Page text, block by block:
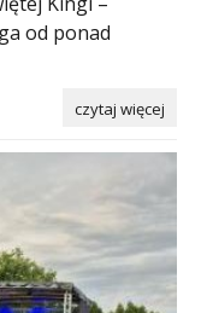
od ponad
czytaj więcej